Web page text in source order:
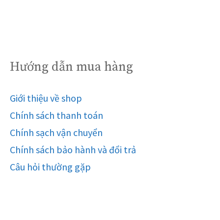
Hướng dẫn mua hàng
Giới thiệu về shop
Chính sách thanh toán
Chính sạch vận chuyển
Chính sách bảo hành và đổi trả
Câu hỏi thường gặp